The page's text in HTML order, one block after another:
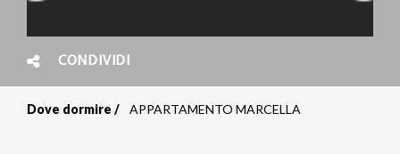
CONDIVIDI
Dove dormire APPARTAMENTO MARCELLA